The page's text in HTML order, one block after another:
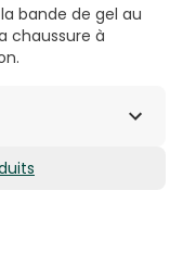
bande de gel au
chaussure à